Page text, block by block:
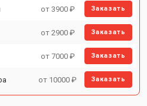
от 3900 ₽ Заказать
от 2900 ₽ Заказать
от 7000 ₽ Заказать
от 10000 ₽ Заказать